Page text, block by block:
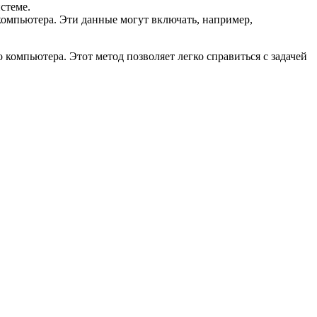
Эти данные могут включать, например,
Этот метод позволяет легко справиться с задачей